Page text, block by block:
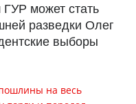
ГУР может стать
разведки Олег
выборы